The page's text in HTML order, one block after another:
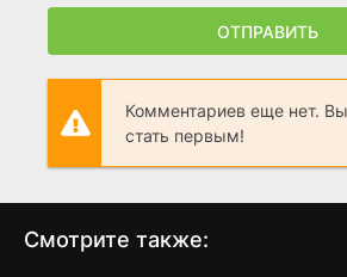
ОТПРАВИТЬ
Комментариев еще нет.
стать первым!
Смотрите также: